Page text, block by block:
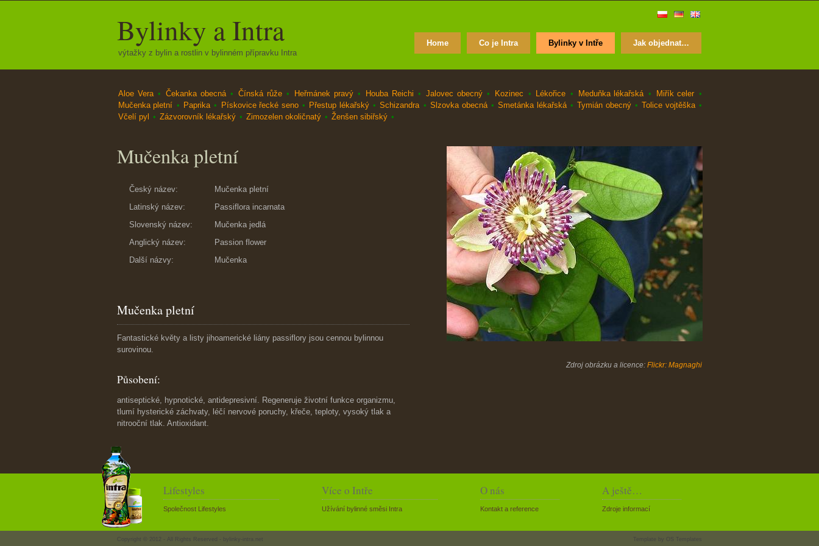
Bylinky a Intra
výtažky z bylin a rostlin v bylinném přípravku Intra
Jak objednat…
Bylinky v Intře
Co je Intra
Home
Aloe Vera • Čekanka obecná • Čínská růže • Heřmánek pravý • Houba Reichi • Jalovec obecný • Kozinec • Lékořice • Meduňka lékařská • Miřík celer •
Mučenka pletní • Paprika • Pískovice řecké seno • Přestup lékařský • Schizandra • Slzovka obecná • Smetánka lékařská • Tymián obecný • Tolice vojtěška •
Včelí pyl • Zázvorovník lékařský • Zimozelen okoličnatý • Ženšen sibiřský •
Mučenka pletní
Český název:
Mučenka pletní
Latinský název:
Passiflora incarnata
Slovenský název:
Mučenka jedlá
Anglický název:
Passion flower
Další názvy:
Mučenka
Mučenka pletní
Fantastické květy a listy jihoamerické liány passiflory jsou cennou bylinnou
surovinou.
Působení:
antiseptické, hypnotické, antidepresivní. Regeneruje životní funkce organizmu,
tlumí hysterické záchvaty, léčí nervové poruchy, křeče, teploty, vysoký tlak a
nitrooční tlak. Antioxidant.
Zdroj obrázku a licence: Flickr: Magnaghi
Lifestyles
Společnost Lifestyles
Více o Intře
Užívání bylinné směsi Intra
O nás
Kontakt a reference
A ještě…
Zdroje informací
Copyright © 2012 - All Rights Reserved - bylinky-intra.net Template by OS Templates